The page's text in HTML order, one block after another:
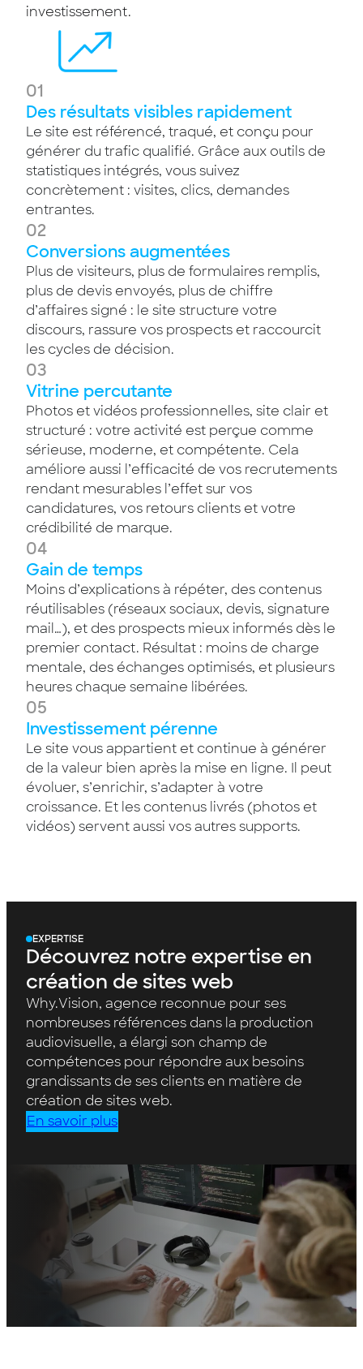
investissement.
01
Des résultats visibles rapidement
Le site est référencé, traqué, et conçu pour
générer du trafic qualifié. Grâce aux outils de
statistiques intégrés, vous suivez
concrètement : visites, clics, demandes
entrantes.
02
Conversions augmentées
Plus de visiteurs, plus de formulaires remplis,
plus de devis envoyés, plus de chiffre
d’affaires signé : le site structure votre
discours, rassure vos prospects et raccourcit
les cycles de décision.
03
Vitrine percutante
Photos et vidéos professionnelles, site clair et
structuré : votre activité est perçue comme
sérieuse, moderne, et compétente. Cela
améliore aussi l’efficacité de vos recrutements
rendant mesurables l’effet sur vos
candidatures, vos retours clients et votre
crédibilité de marque.
04
Gain de temps
Moins d’explications à répéter, des contenus
réutilisables (réseaux sociaux, devis, signature
mail…), et des prospects mieux informés dès le
premier contact. Résultat : moins de charge
mentale, des échanges optimisés, et plusieurs
heures chaque semaine libérées.
05
Investissement pérenne
Le site vous appartient et continue à générer
de la valeur bien après la mise en ligne. Il peut
évoluer, s’enrichir, s’adapter à votre
croissance. Et les contenus livrés (photos et
vidéos) servent aussi vos autres supports.
EXPERTISE
Découvrez notre expertise en
création de sites web
Why.Vision, agence reconnue pour ses
nombreuses références dans la production
audiovisuelle, a élargi son champ de
compétences pour répondre aux besoins
grandissants de ses clients en matière de
création de sites web.
En savoir plus